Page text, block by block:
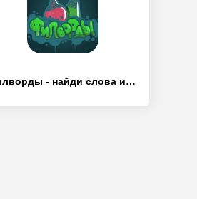
Филворды - найди слова из букв - [Взлом/МОД Много денег]